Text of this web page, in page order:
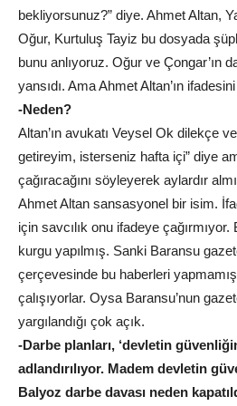
bekliyorsunuz?” diye. Ahmet Altan,
Oğur, Kurtuluş Tayiz bu dosyada
bunu anlıyoruz. Oğur ve Çongar’ın
yansıdı. Ama Ahmet Altan’ın
-Neden?
Altan’ın avukatı Veysel Ok dilekçe
getireyim, isterseniz hafta içi” diye
çağıracağını söyleyerek aylardır
Ahmet Altan sansasyonel bir isim.
için savcılık onu ifadeye
kurgu yapılmış. Sanki Baransu
çerçevesinde bu haberleri
çalışıyorlar. Oysa Baransu’nun
yargılandığı çok açık.
-Darbe planları, ‘devletin
adlandırılıyor. Madem devletin
Balyoz darbe davası neden